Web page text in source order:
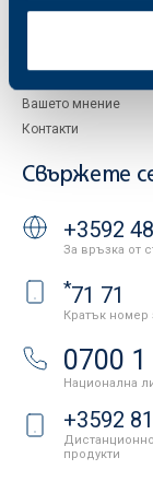
Други документи
Вашето мнение
Контакти
Свържете
+3592
За връзка от
*71 71
Кратък номер
0700 1
Национална
+3592
продукти